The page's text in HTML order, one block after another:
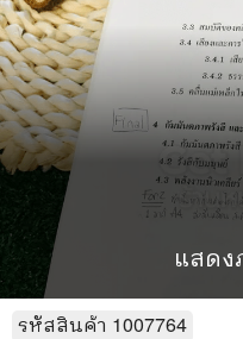
แสด
รหัสสินค้า 1007764